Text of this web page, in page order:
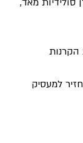
למעסיק